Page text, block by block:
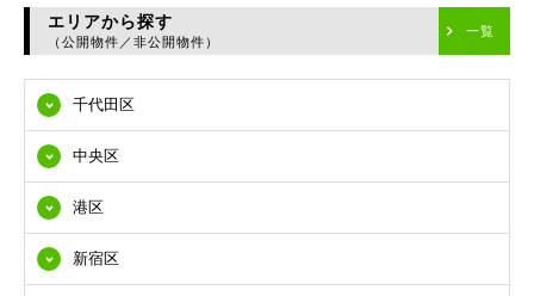
エリアから探す
（公開物件／非公開物件）
一覧
千代田区
中央区
港区
新宿区